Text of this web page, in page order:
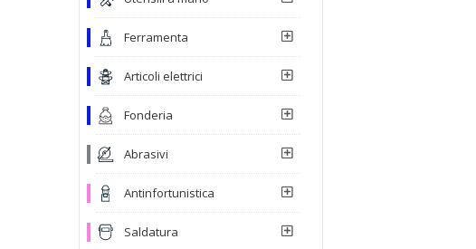
Ferramenta
Articoli elettrici
Fonderia
Abrasivi
Antinfortunistica
Saldatura